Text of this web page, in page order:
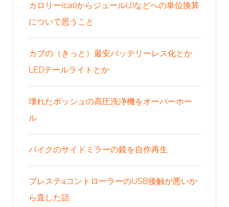
カロリー(cal)からジュール(J)などへの単位換算
について思うこと
カブの（きっと）最安バッテリーレス化とか
LEDテールライトとか
壊れたボッシュの高圧洗浄機をオーバーホー
ル
バイクのサイドミラーの鏡を自作再生
プレステ4コントローラーのUSB接触が悪いか
ら直した話